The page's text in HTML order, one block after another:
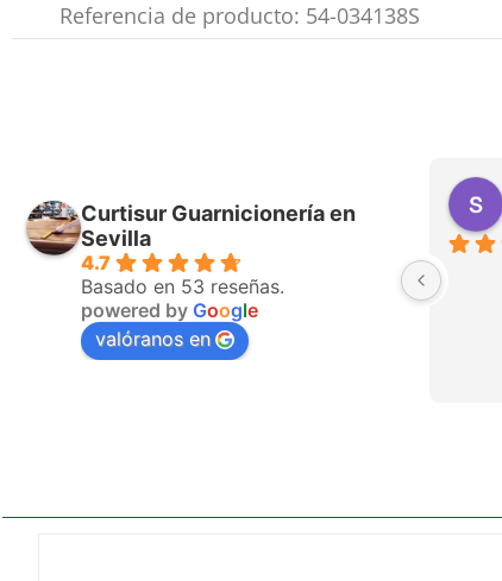
Referencia de producto: 54-034138S
Curtisur Guarnicionería en
Sevilla
4.7
Basado en 53 reseñas.
powered by Google
valóranos en